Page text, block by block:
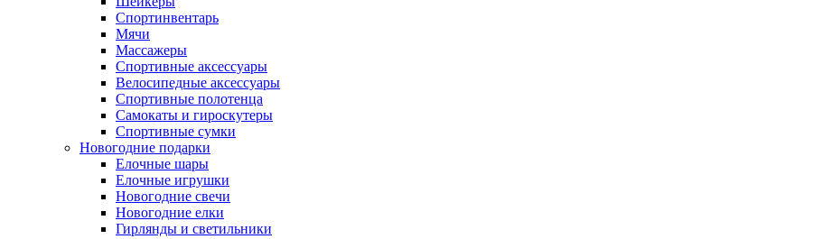
Спортинвентарь
Мячи
Массажеры
Спортивные аксессуары
Велосипедные аксессуары
Спортивные полотенца
Самокаты и гироскутеры
Спортивные сумки
Новогодние подарки
Елочные шары
Елочные игрушки
Новогодние свечи
Новогодние елки
Гирлянды и светильники